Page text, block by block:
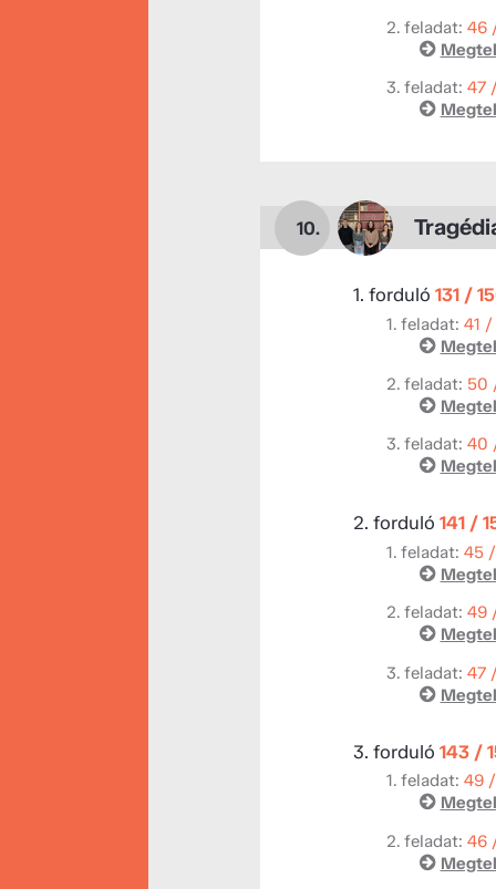
2. feladat: 46
3. feladat: 47
10.
1. forduló 131 /
1. feladat: 41
2. feladat: 50
3. feladat: 40
2. forduló 141 /
1. feladat: 45
2. feladat: 49
3. feladat: 47
3. forduló 143 /
1. feladat: 49
2. feladat: 46